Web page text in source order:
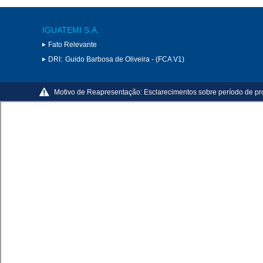
IGUATEMI S.A.
Fato Relevante
DRI: Guido Barbosa de Oliveira - (FCA V1)
Motivo de Reapresentação: Esclarecimentos sobre período de